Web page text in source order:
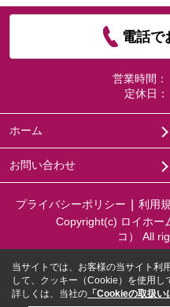
電話で
営業時間：
定休日：
ホーム
お問い合わせ
プライバシーポリシー 利用
Copyright(c) ロイホー
コ） All
当サイトでは、お客様の当サイト利
して、クッキー（Cookie）を使用し
詳しくは、当社の 「Cookieの取扱い